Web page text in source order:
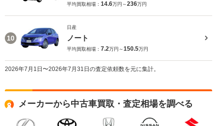
平均買取相場： 14.6万円～236万円
10
日産
ノート
平均買取相場： 7.2万円～150.5万円
2026年7月1日〜2026年7月31日の査定依頼数を元に集計。
メーカーから中古車買取・査定相場を調べる